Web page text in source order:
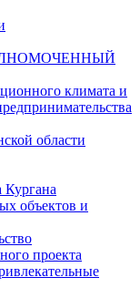
климата и
области
Кургана
объектов и
проекта